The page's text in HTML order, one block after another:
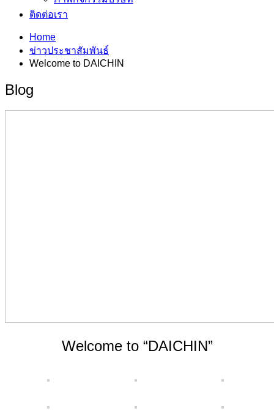
ติดต่อเรา
Home
ข่าวประชาสัมพันธ์
Welcome to DAICHIN
Blog
Welcome to “DAICHIN”